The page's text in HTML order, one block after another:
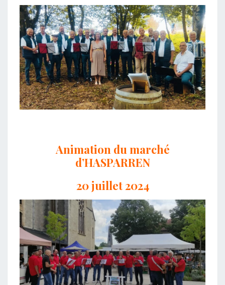
Animation du marché
d’HASPARREN
20 juillet 2024